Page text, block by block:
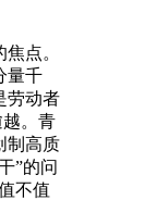
点。
量千
劳动者
越。青
制高质
”的问
不值